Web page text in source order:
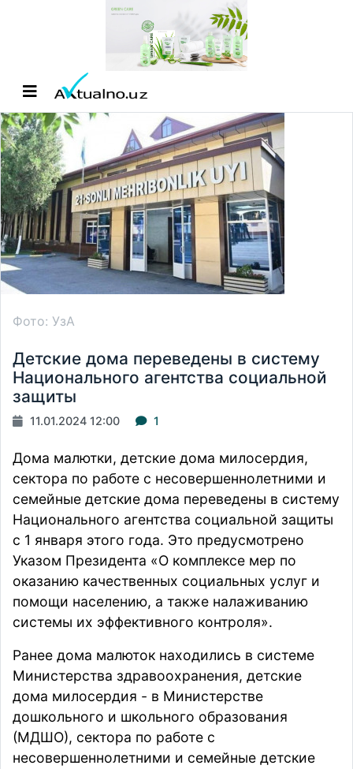
Фото: УзА
Детские дома переведены в систему
Национального агентства социальной
защиты
11.01.2024 12:00 1
Дома малютки, детские дома милосердия,
сектора по работе с несовершеннолетними и
семейные детские дома переведены в систему
Национального агентства социальной защиты
с 1 января этого года. Это предусмотрено
Указом Президента «О комплексе мер по
оказанию качественных социальных услуг и
помощи населению, а также налаживанию
системы их эффективного контроля».
Ранее дома малюток находились в системе
Министерства здравоохранения, детские
дома милосердия - в Министерстве
дошкольного и школьного образования
(МДШО), сектора по работе с
несовершеннолетними и семейные детские